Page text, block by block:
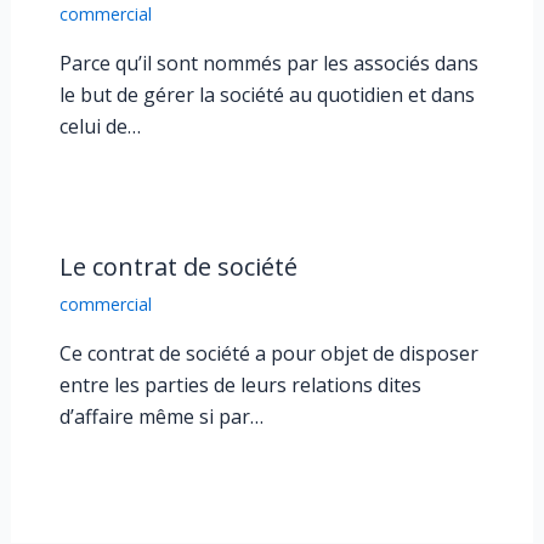
commercial
Parce qu’il sont nommés par les associés dans
le but de gérer la société au quotidien et dans
celui de…
Le contrat de société
commercial
Ce contrat de société a pour objet de disposer
entre les parties de leurs relations dites
d’affaire même si par…